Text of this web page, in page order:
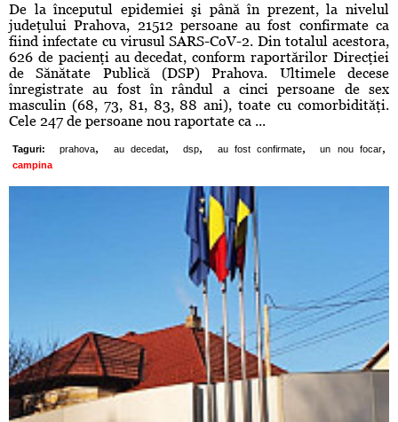
De la începutul epidemiei şi până în prezent, la nivelul
judeţului Prahova, 21512 persoane au fost confirmate ca
fiind infectate cu virusul SARS-CoV-2. Din totalul acestora,
626 de pacienţi au decedat, conform raportărilor Direcţiei
de Sănătate Publică (DSP) Prahova. Ultimele decese
înregistrate au fost în rândul a cinci persoane de sex
masculin (68, 73, 81, 83, 88 ani), toate cu comorbidităţi.
Cele 247 de persoane nou raportate ca ...
Taguri: prahova, au decedat, dsp, au fost confirmate, un nou focar,
campina